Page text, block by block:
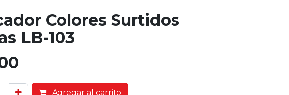
Colores Surtidos
LB-103
Agregar al carrito